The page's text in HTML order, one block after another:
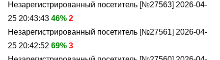
Незарегистрированный посетитель [№27563] 2026-04-
25 20:43:43 46% 2
Незарегистрированный посетитель [№27561] 2026-04-
25 20:42:52 69% 3